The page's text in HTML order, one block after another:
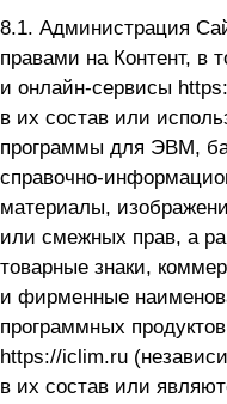
8.1. Администрация
правами на Контент, в
и онлайн-сервисы
в их состав или
программы для ЭВМ,
справочно-
материалы,
или смежных прав, а
товарные знаки,
и фирменные
программных
https://iclim.ru
в их состав или